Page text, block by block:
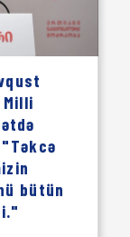
bütün